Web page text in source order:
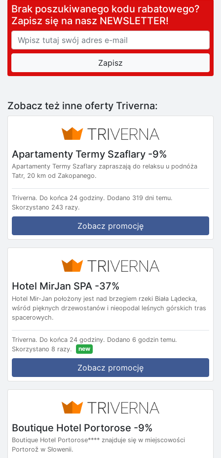
Brak poszukiwanego kodu rabatowego?
Zapisz się na nasz NEWSLETTER!
Zobacz też inne oferty Triverna:
Apartamenty Termy Szaflary -9%
Apartamenty Termy Szaflary zapraszają do relaksu u podnóża
Tatr, 20 km od Zakopanego.
Triverna. Do końca 24 godziny. Dodano 319 dni temu.
Skorzystano 243 razy.
Zobacz promocję
Hotel MirJan SPA -37%
Hotel Mir-Jan położony jest nad brzegiem rzeki Biała Lądecka,
wśród pięknych drzewostanów i nieopodal leśnych górskich tras
spacerowych.
Triverna. Do końca 24 godziny. Dodano 6 godzin temu.
Skorzystano 8 razy.
new
Zobacz promocję
Boutique Hotel Portorose -9%
Boutique Hotel Portorose**** znajduje się w miejscowości
Portorož w Słowenii.